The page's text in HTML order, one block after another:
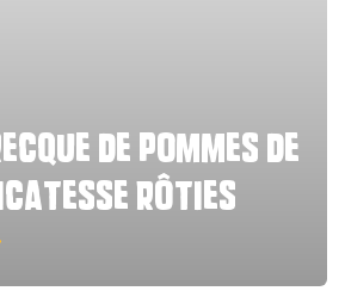
de pommes de
rôties